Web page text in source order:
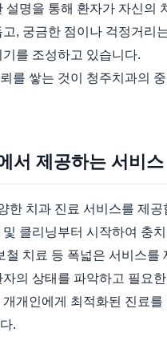
설명을 통해 환자가 자신의
, 궁금한 점이나 걱정거리
를 조성하고 있습니다.
를 쌓는 것이 청주치과의
서 제공하는 서비스
한 치과 진료 서비스를 제공
클리닝부터 시작하여 충
철 치료 등 폭넓은 서비스를
의 상태를 파악하고 필요
개인에게 최적화된 진료를
.